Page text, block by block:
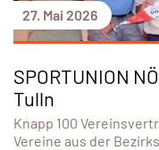
27. Mai 2026
SPORTUNION
Tulln
Knapp 100
Vereine aus der